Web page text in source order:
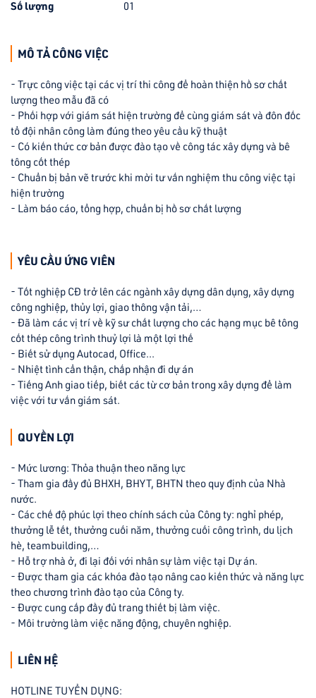
Số lượng 01
MÔ TẢ CÔNG VIỆC
- Trực công việc tại các vị trí thi công để hoàn thiện hồ sơ chất
lượng theo mẫu đã có
- Phối hợp với giám sát hiện trường để cùng giám sát và đôn đốc
tổ đội nhân công làm đúng theo yêu cầu kỹ thuật
- Có kiến thức cơ bản được đào tạo về công tác xây dựng và bê
tông cốt thép
- Chuẩn bị bản vẽ trước khi mời tư vấn nghiệm thu công việc tại
hiện trường
- Làm báo cáo, tổng hợp, chuẩn bị hồ sơ chất lượng
YÊU CẦU ỨNG VIÊN
- Tốt nghiệp CĐ trở lên các ngành xây dựng dân dụng, xây dựng
công nghiệp, thủy lợi, giao thông vận tải,…
- Đã làm các vị trí về kỹ sư chất lượng cho các hạng mục bê tông
cốt thép công trình thuỷ lợi là một lợi thế
- Biết sử dụng Autocad, Office...
- Nhiệt tình cẩn thận, chấp nhận đi dự án
- Tiếng Anh giao tiếp, biết các từ cơ bản trong xây dựng để làm
việc với tư vấn giám sát.
QUYỀN LỢI
- Mức lương: Thỏa thuận theo năng lực
- Tham gia đầy đủ BHXH, BHYT, BHTN theo quy định của Nhà
nước.
- Các chế độ phúc lợi theo chính sách của Công ty: nghỉ phép,
thưởng lễ tết, thưởng cuối năm, thưởng cuối công trình, du lịch
hè, teambuilding,…
- Hỗ trợ nhà ở, đi lại đối với nhân sự làm việc tại Dự án.
- Được tham gia các khóa đào tạo nâng cao kiến thức và năng lực
theo chương trình đào tạo của Công ty.
- Được cung cấp đầy đủ trang thiết bị làm việc.
- Môi trường làm việc năng động, chuyên nghiệp.
LIÊN HỆ
HOTLINE TUYỂN DỤNG: